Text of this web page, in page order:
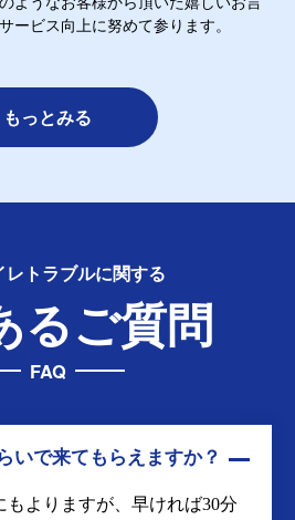
ービス向上に努めて参ります。
もっとみる
レトラブルに関する
るご質問
FAQ
いで来てもらえますか？
もよりますが、早ければ30分